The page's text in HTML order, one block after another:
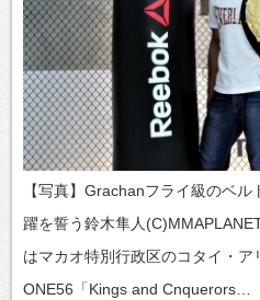
【写真】Grachanフライ級のベ
躍を誓う鈴木隼人
はマカオ特別行政区のコタイ・ア
ONE56「Kings and Cnquerors…